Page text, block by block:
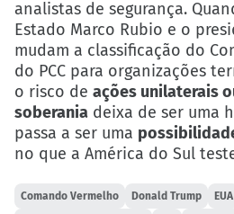
analistas de segurança.
Estado Marco Rubio e o
mudam a classificação do
do PCC para organizações
o risco de ações unilaterais
soberania deixa de ser uma
passa a ser uma
no que a América do Sul
Comando Vermelho Donald Trump EUA